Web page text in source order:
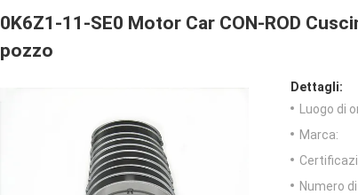
0K6Z1-11-SE0 Motor Car CON-ROD
pozzo
Dettagli:
Luogo di
Marca:
Numero